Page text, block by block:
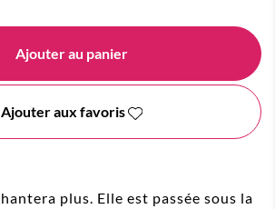
Ajouter au panier
Ajouter aux favoris
plus. Elle est passée sous la